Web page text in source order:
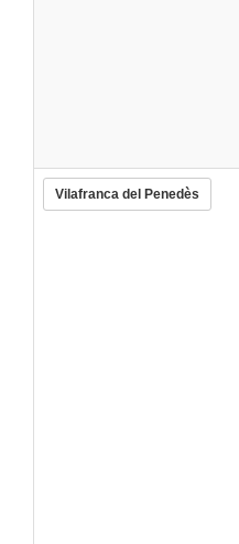
Vilafranca del Penedès